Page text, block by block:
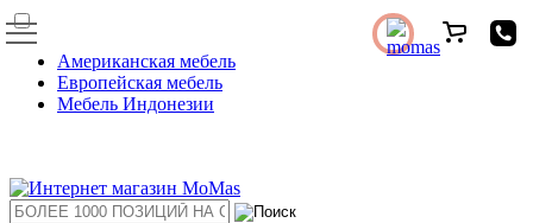
Американская мебель
Европейская мебель
Мебель Индонезии